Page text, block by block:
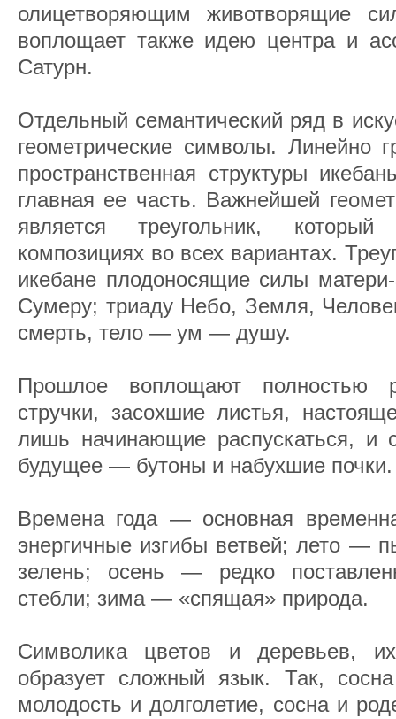
олицетворяющим животворящие
воплощает также идею центра и
Сатурн.
Отдельный семантический ряд в
геометрические символы. Линейно
пространственная структуры
главная ее часть. Важнейшей
является треугольник,
композициях во всех вариантах.
икебане плодоносящие силы
Сумеру; триаду Небо, Земля,
смерть, тело — ум — душу.
Прошлое воплощают полностью
стручки, засохшие листья,
лишь начинающие распускаться, и
будущее — бутоны и набухшие почки.
Времена года — основная
энергичные изгибы ветвей; лето —
зелень; осень — редко
стебли; зима — «спящая» природа.
Символика цветов и деревьев,
образует сложный язык. Так,
молодость и долголетие, сосна и